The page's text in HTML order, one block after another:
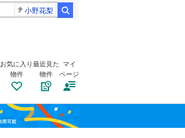
小野花梨
お気に入り
物件
最近見た
物件
マイ
ページ
(3)